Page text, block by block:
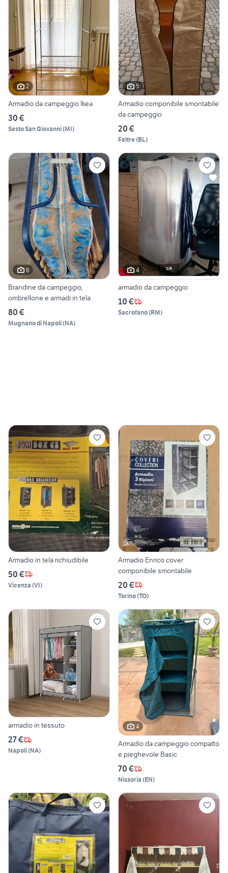
2
Armadio da campeggio Ikea
30 €
Sesto San Giovanni(MI)
5
Armadio componibile smontabile
da campeggio
20 €
Feltre(BL)
6
Brandine da campeggio,
ombrellone e armadi in tela
80 €
Mugnano di Napoli(NA)
4
armadio da campeggio
10 €
Sacrofano(RM)
Armadio in tela richiudibile
50 €
Vicenza (VI)
Armadio Enrico cover
componibile smontabile
20 €
Torino(TO)
armadio in tessuto
27 €
Napoli(NA)
4
Armadio da campeggio compatto
e pieghevole Basic
70 €
Nissoria (EN)